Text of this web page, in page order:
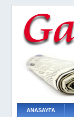
ANASAYFA